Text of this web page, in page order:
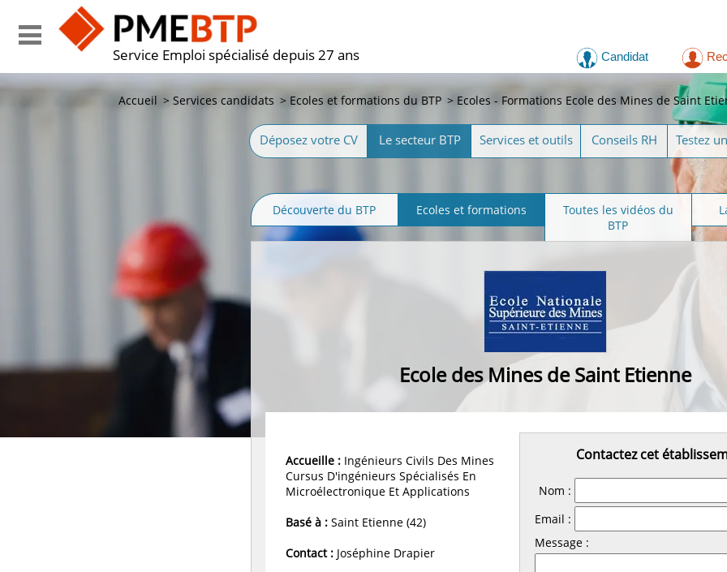
Service Emploi spécialisé depuis 27 ans Candidat
Accueil > Services candidats > Ecoles et formations du BTP > Ecoles - Formations Ecole des Mines de Saint
Déposez votre CV Le secteur BTP Services et outils Conseils RH Testez
Découverte du BTP Ecoles et formations
Toutes les vidéos du
BTP
Ecole des Mines de Saint Etienne
Accueille : Ingénieurs Civils Des Mines
Cursus D'ingénieurs Spécialisés En
Microélectronique Et Applications
Basé à : Saint Etienne (42)
Contact : Joséphine Drapier
Contactez cet
Nom :
Email :
Message :